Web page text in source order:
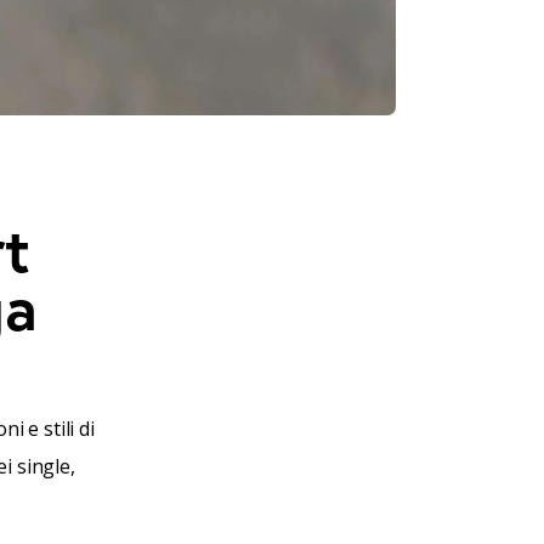
e stili di
single,